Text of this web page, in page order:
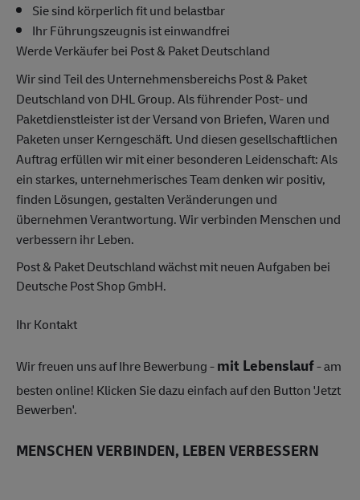
Sie sind körperlich fit und belastbar
Ihr Führungszeugnis ist einwandfrei
Werde Verkäufer bei Post & Paket Deutschland
Wir sind Teil des Unternehmensbereichs Post & Paket
Deutschland von DHL Group. Als führender Post- und
Paketdienstleister ist der Versand von Briefen, Waren und
Paketen unser Kerngeschäft. Und diesen gesellschaftlichen
Auftrag erfüllen wir mit einer besonderen Leidenschaft: Als
ein starkes, unternehmerisches Team denken wir positiv,
finden Lösungen, gestalten Veränderungen und
übernehmen Verantwortung. Wir verbinden Menschen und
verbessern ihr Leben.
Post & Paket Deutschland wächst mit neuen Aufgaben bei
Deutsche Post Shop GmbH.
Ihr Kontakt
Wir freuen uns auf Ihre Bewerbung -mit Lebenslauf- am
besten online! Klicken Sie dazu einfach auf den Button 'Jetzt
Bewerben'.
MENSCHEN VERBINDEN, LEBEN VERBESSERN